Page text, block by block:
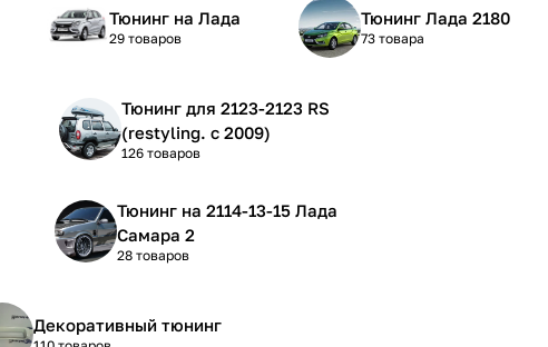
Тюнинг на Лада
29 товаров
Тюнинг Лада 2180
73 товара
Тюнинг для 2123-2123 RS
(restyling. с 2009)
126 товаров
Тюнинг на 2114-13-15 Лада
Самара 2
28 товаров
Декоративный тюнинг